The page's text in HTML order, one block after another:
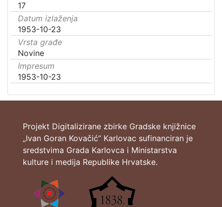
17
Datum izlaženja
1953-10-23
Vrsta građe
Novine
Impresum
1953-10-23
Projekt Digitalizirane zbirke Gradske knjižnice
„Ivan Goran Kovačić“ Karlovac sufinanciran je
sredstvima Grada Karlovca i Ministarstva
kulture i medija Republike Hrvatske.